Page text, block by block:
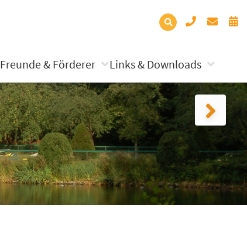
Freunde & Förderer Links & Downloads